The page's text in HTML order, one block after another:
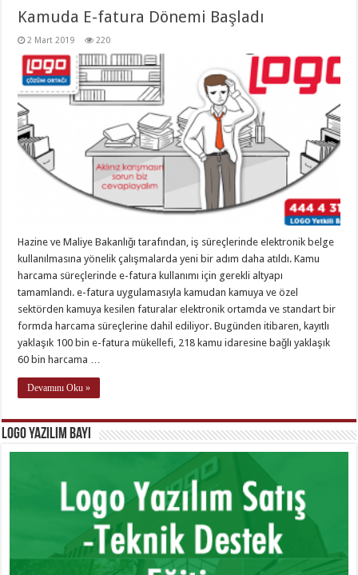
Kamuda E-fatura Dönemi Başladı
2 Mart 2019 220
Hazine ve Maliye Bakanlığı tarafından, iş süreçlerinde elektronik belge
kullanılmasına yönelik çalışmalarda yeni bir adım daha atıldı. Kamu
harcama süreçlerinde e-fatura kullanımı için gerekli altyapı
tamamlandı. e-fatura uygulamasıyla kamudan kamuya ve özel
sektörden kamuya kesilen faturalar elektronik ortamda ve standart bir
formda harcama süreçlerine dahil ediliyor. Bugünden itibaren, kayıtlı
yaklaşık 100 bin e-fatura mükellefi, 218 kamu idaresine bağlı yaklaşık
60 bin harcama …
Devamını Oku »
Logo Yazılım Bayi